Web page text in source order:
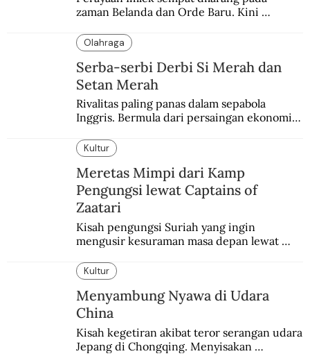
zaman Belanda dan Orde Baru. Kini
Olahraga
Serba-serbi Derbi Si Merah dan
Setan Merah
Rivalitas paling panas dalam sepabola
Inggris. Bermula dari persaingan ekonomi
Kultur
Meretas Mimpi dari Kamp
Pengungsi lewat Captains of
Zaatari
Kisah pengungsi Suriah yang ingin
mengusir kesuraman masa depan lewat
humanis.
Kultur
Menyambung Nyawa di Udara
China
Kisah kegetiran akibat teror serangan udara
Jepang di Chongqing. Menyisakan